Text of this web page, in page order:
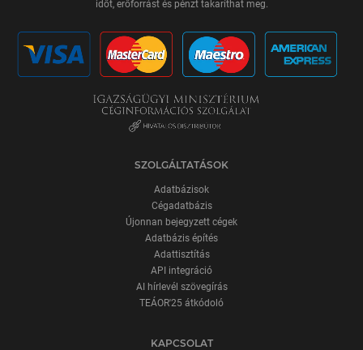
időt, erőforrást és pénzt takaríthat meg.
SZOLGÁLTATÁSOK
Adatbázisok
Cégadatbázis
Újonnan bejegyzett cégek
Adatbázis építés
Adattisztítás
API integráció
AI hírlevél szövegírás
TEÁOR'25 átkódoló
KAPCSOLAT